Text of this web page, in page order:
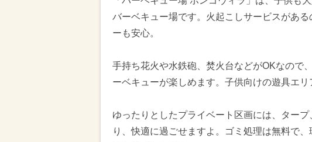
バーベキュー場です。火起こしサービスがあ
ーも安心。
手持ち花火や水鉄砲、焚火台などがOKなので
ーベキューが楽しめます。子供向けの遊具エリ
ゆったりとしたプライベート区画には、ター
り、快適に過ごせますよ。ゴミ処理は無料で